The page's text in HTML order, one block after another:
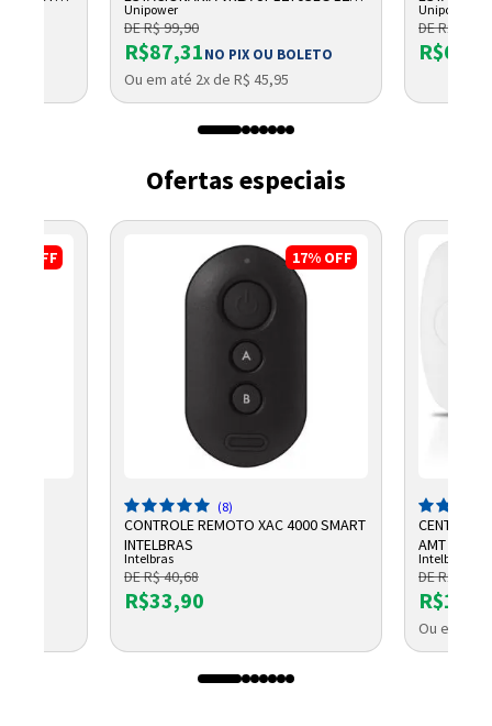
7AH F187
Unipower
DE R$ 99,90
R$87,31NO PIX OU BOLETO
Ou em até 2x de R$ 45,95
UP1213
Unipower
DE R$ 66,90
Ofertas especiais
OFF 17% OFF
(8)
CONTROLE REMOTO XAC 4000 SMART
INTELBRAS
Intelbras
DE R$ 40,68
R$33,90
CENTRAL
AMT 2018
Intelbras
DE R$
Ou em até